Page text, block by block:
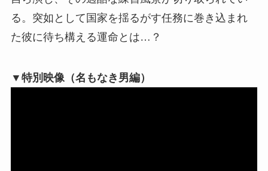
る。突如として国家を揺るがす任務に巻き込まれ
た彼に待ち構える運命とは…？
▼特別映像（名もなき男編）